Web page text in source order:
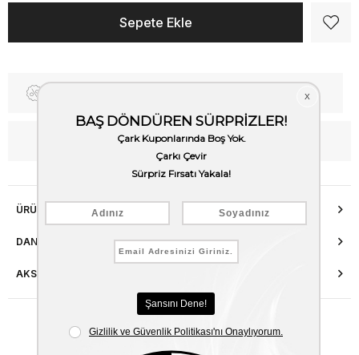
WhatsApp’tan Bilgi Al
ÜRÜN ÖZELLIKLERI
DANIŞMA HATTI
AKSESUAR ONARIMI
Benzer Ürünler